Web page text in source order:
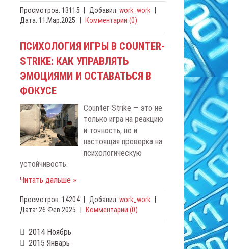
Просмотров: 13115 Добавил: work_work
Дата: 11.Мар.2025 Комментарии (0)
ПСИХОЛОГИЯ ИГРЫ В COUNTER-
STRIKE: КАК УПРАВЛЯТЬ
ЭМОЦИЯМИ И ОСТАВАТЬСЯ В
ФОКУСЕ
Counter-Strike — это не
только игра на реакцию
и точность, но и
настоящая проверка на
психологическую
устойчивость.
Читать дальше »
Просмотров: 14204 Добавил: work_work
Дата: 26.Фев.2025 Комментарии (0)
2014 Ноябрь
2015 Январь